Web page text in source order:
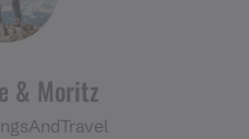
& Moritz